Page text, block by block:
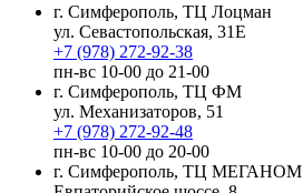
г. Симферополь, ТЦ Лоцман
ул. Севастопольская, 31Е
+7 (978) 272-92-38
пн-вс 10-00 до 21-00
г. Симферополь, ТЦ ФМ
ул. Механизаторов, 51
+7 (978) 272-92-48
пн-вс 10-00 до 20-00
г. Симферополь, ТЦ МЕГАНОМ